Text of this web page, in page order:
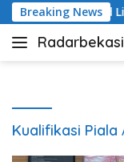
Langsung
ke
konten
Breaking News
Sopir Grand Livina
Berita
Kualifikasi Piala